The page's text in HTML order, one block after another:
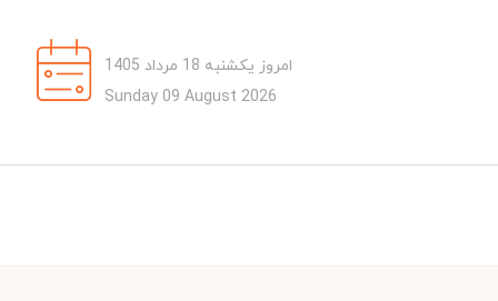
امروز یکشنبه 18 مرداد 1405
Sunday 09 August 2026